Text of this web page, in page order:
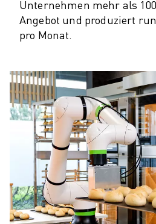
ÜBER FANUC
FANUC IN EUROPA
UNSERE STANDORTE
GESTALTEN SIE IHRE ZUKUNFT MIT
JETZT BEWERBEN » KARRIEREPORTAL
KONTAKT
KONTAKT
STANDORTE
IMPRESSUM
Unternehmen mehr als
Angebot und produziert
pro Monat.